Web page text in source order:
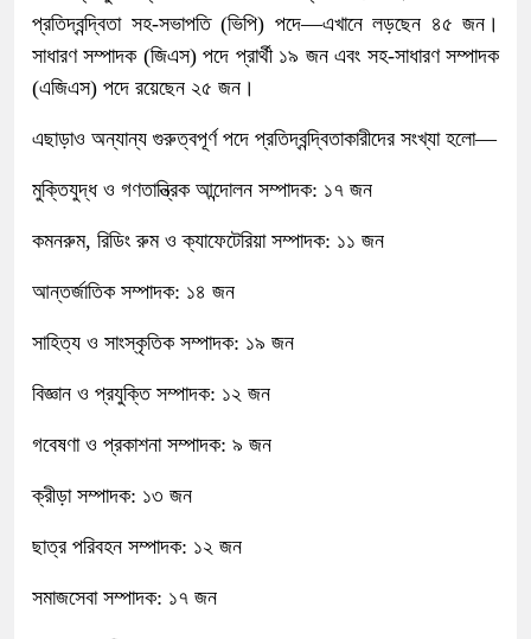
প্রতিদ্বন্দ্বিতা সহ-সভাপতি (ভিপি) পদে—এখানে লড়ছেন ৪৫ জন।
সাধারণ সম্পাদক (জিএস) পদে প্রার্থী ১৯ জন এবং সহ-সাধারণ সম্পাদক
(এজিএস) পদে রয়েছেন ২৫ জন।
এছাড়াও অন্যান্য গুরুত্বপূর্ণ পদে প্রতিদ্বন্দ্বিতাকারীদের সংখ্যা হলো—
মুক্তিযুদ্ধ ও গণতান্ত্রিক আন্দোলন সম্পাদক: ১৭ জন
কমনরুম, রিডিং রুম ও ক্যাফেটেরিয়া সম্পাদক: ১১ জন
আন্তর্জাতিক সম্পাদক: ১৪ জন
সাহিত্য ও সাংস্কৃতিক সম্পাদক: ১৯ জন
বিজ্ঞান ও প্রযুক্তি সম্পাদক: ১২ জন
গবেষণা ও প্রকাশনা সম্পাদক: ৯ জন
ক্রীড়া সম্পাদক: ১৩ জন
ছাত্র পরিবহন সম্পাদক: ১২ জন
সমাজসেবা সম্পাদক: ১৭ জন